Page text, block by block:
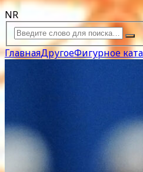
NR
ГлавнаяДругоеФигурное